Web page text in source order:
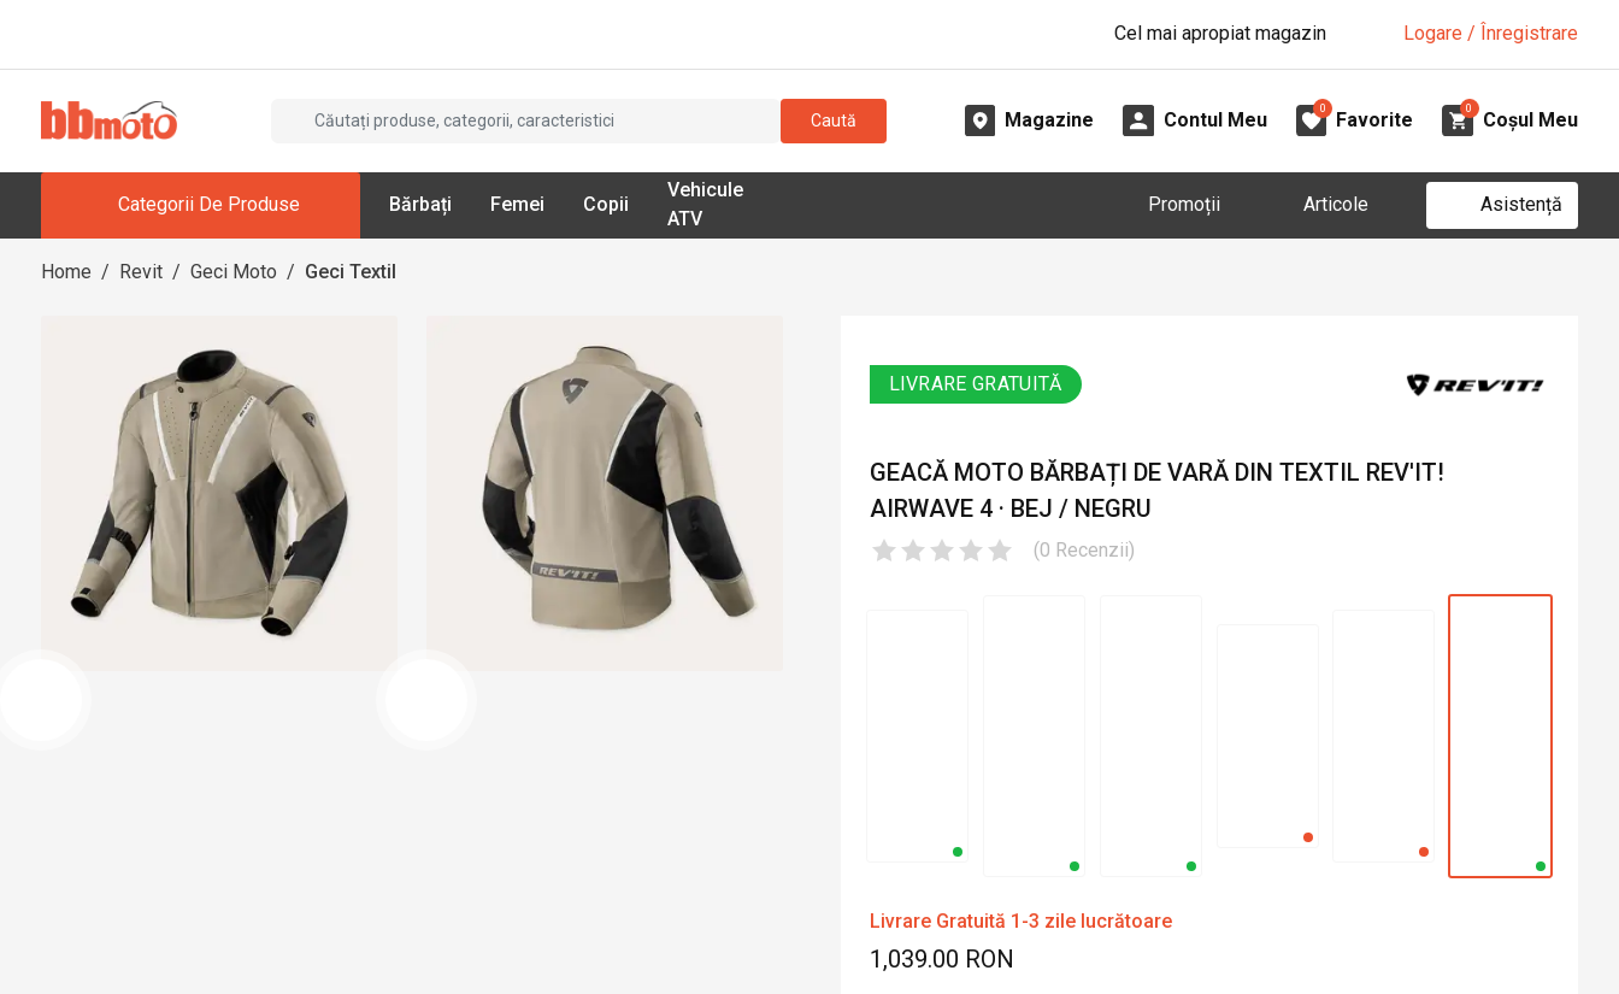
Cel mai apropiat magazin Logare / Înregistrare
Caută Magazine Contul Meu
0
Favorite
0
Coșul Meu
Categorii De Produse Bărbați Femei Copii
Vehicule
ATV
Promoții Articole Asistență
Home / Revit / Geci Moto / Geci Textil
LIVRARE GRATUITĂ
GEACĂ MOTO BĂRBAȚI DE VARĂ DIN TEXTIL REV'IT!
AIRWAVE 4 · BEJ / NEGRU
(0 Recenzii)
Livrare Gratuită 1-3 zile lucrătoare
1,039.00 RON